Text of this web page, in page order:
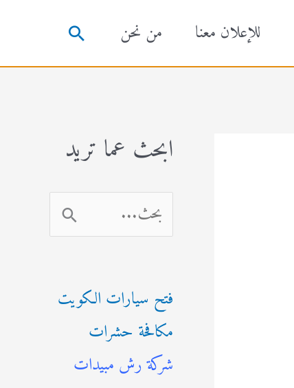
للإعلان معنا من نحن البحث
ابحث عما تريد
ل
ح
ث
ع
فتح سيارات الكويت
مكافحة حشرات
شركة رش مبيدات